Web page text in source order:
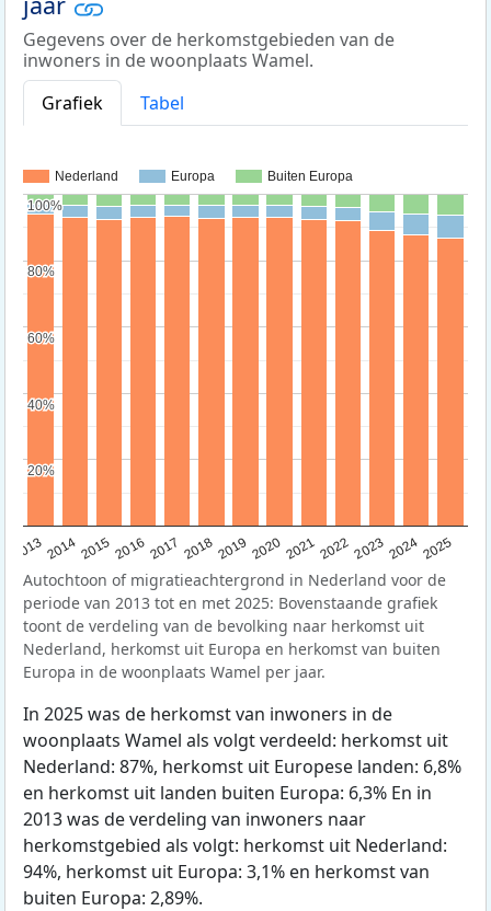
Gegevens over de herkomstgebieden van de
inwoners in de woonplaats Wamel.
Grafiek
Tabel
Nederland Europa Buiten Europa
20132014201520162017 20182019 202020212022202320242025
20%
20%
40%
40%
60%
60%
80%
80%
100%
100%
Autochtoon of migratieachtergrond in Nederland voor de
periode van 2013 tot en met 2025: Bovenstaande grafiek
toont de verdeling van de bevolking naar herkomst uit
Nederland, herkomst uit Europa en herkomst van buiten
Europa in de woonplaats Wamel per jaar.
In 2025 was de herkomst van inwoners in de
woonplaats Wamel als volgt verdeeld: herkomst uit
Nederland: 87%, herkomst uit Europese landen: 6,8%
en herkomst uit landen buiten Europa: 6,3% En in
2013 was de verdeling van inwoners naar
herkomstgebied als volgt: herkomst uit Nederland:
94%, herkomst uit Europa: 3,1% en herkomst van
buiten Europa: 2,89%.